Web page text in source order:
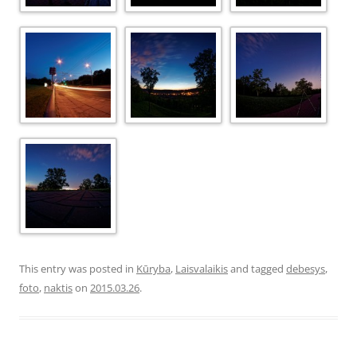
This entry was posted in Kūryba, Laisvalaikisand tagged debesys,
foto, naktison 2015.03.26.